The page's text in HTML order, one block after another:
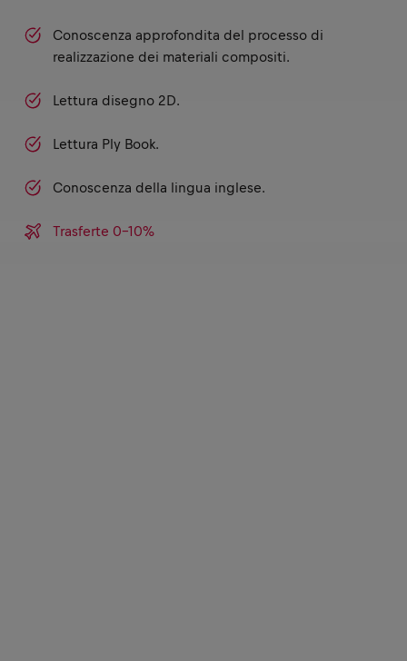
Conoscenza approfondita del processo di
realizzazione dei materiali compositi.
Lettura disegno 2D.
Lettura Ply Book.
Conoscenza della lingua inglese.
Trasferte 0-10%